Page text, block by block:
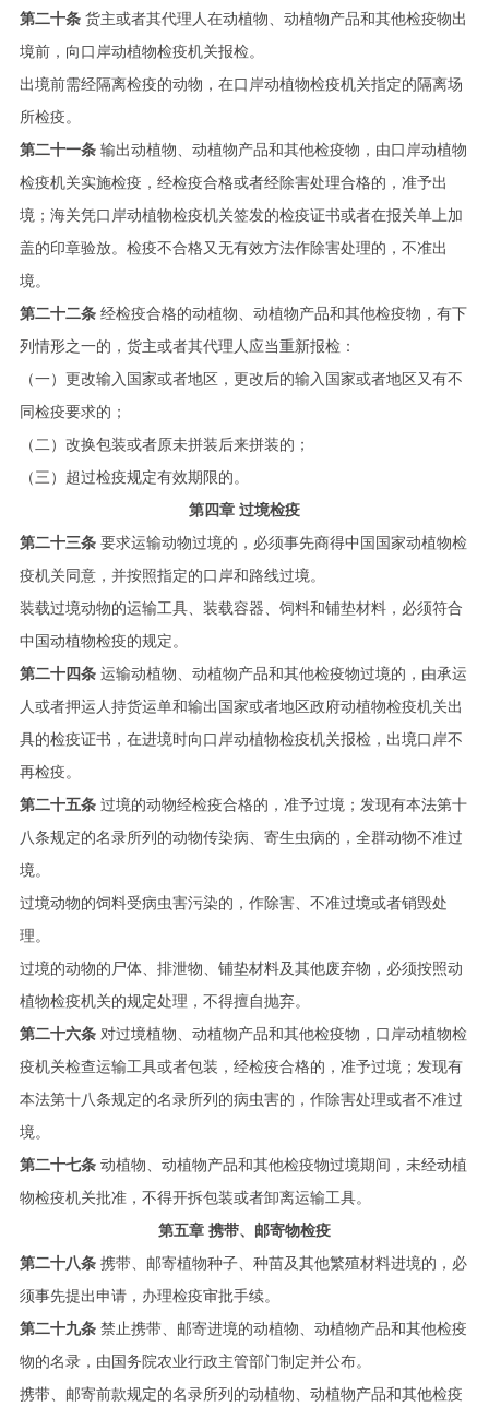
第二十条 货主或者其代理人在动植物、动植物产品和其他检疫物出
境前，向口岸动植物检疫机关报检。
出境前需经隔离检疫的动物，在口岸动植物检疫机关指定的隔离场
所检疫。
第二十一条 输出动植物、动植物产品和其他检疫物，由口岸动植物
检疫机关实施检疫，经检疫合格或者经除害处理合格的，准予出
境；海关凭口岸动植物检疫机关签发的检疫证书或者在报关单上加
盖的印章验放。检疫不合格又无有效方法作除害处理的，不准出
境。
第二十二条 经检疫合格的动植物、动植物产品和其他检疫物，有下
列情形之一的，货主或者其代理人应当重新报检：
（一）更改输入国家或者地区，更改后的输入国家或者地区又有不
同检疫要求的；
（二）改换包装或者原未拼装后来拼装的；
（三）超过检疫规定有效期限的。
第四章 过境检疫
第二十三条 要求运输动物过境的，必须事先商得中国国家动植物检
疫机关同意，并按照指定的口岸和路线过境。
装载过境动物的运输工具、装载容器、饲料和铺垫材料，必须符合
中国动植物检疫的规定。
第二十四条 运输动植物、动植物产品和其他检疫物过境的，由承运
人或者押运人持货运单和输出国家或者地区政府动植物检疫机关出
具的检疫证书，在进境时向口岸动植物检疫机关报检，出境口岸不
再检疫。
第二十五条 过境的动物经检疫合格的，准予过境；发现有本法第十
八条规定的名录所列的动物传染病、寄生虫病的，全群动物不准过
境。
过境动物的饲料受病虫害污染的，作除害、不准过境或者销毁处
理。
过境的动物的尸体、排泄物、铺垫材料及其他废弃物，必须按照动
植物检疫机关的规定处理，不得擅自抛弃。
第二十六条 对过境植物、动植物产品和其他检疫物，口岸动植物检
疫机关检查运输工具或者包装，经检疫合格的，准予过境；发现有
本法第十八条规定的名录所列的病虫害的，作除害处理或者不准过
境。
第二十七条 动植物、动植物产品和其他检疫物过境期间，未经动植
物检疫机关批准，不得开拆包装或者卸离运输工具。
第五章 携带、邮寄物检疫
第二十八条 携带、邮寄植物种子、种苗及其他繁殖材料进境的，必
须事先提出申请，办理检疫审批手续。
第二十九条 禁止携带、邮寄进境的动植物、动植物产品和其他检疫
物的名录，由国务院农业行政主管部门制定并公布。
携带、邮寄前款规定的名录所列的动植物、动植物产品和其他检疫